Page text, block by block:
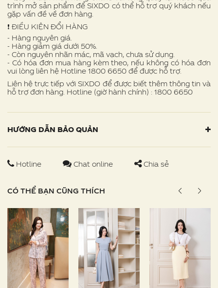
trình mở sản phẩm để SIXDO có thể hỗ trợ quý khách nếu
gặp vấn đề về đơn hàng.
❗ ️ĐIỀU KIỆN ĐỔI HÀNG
- Hàng nguyên giá.
- Hàng giảm giá dưới 50%.
- Còn nguyên nhãn mác, mã vạch, chưa sử dụng.
- Có hóa đơn mua hàng kèm theo, nếu không có hóa đơn
vui lòng liên hệ Hotline 1800 6650 để được hỗ trợ.
Liên hệ trực tiếp với SIXDO để được biết thêm thông tin và
hỗ trợ đơn hàng. Hotline (giờ hành chính) : 1800 6650
HƯỚNG DẪN BẢO QUẢN
Hotline Chat online Chia sẻ
CÓ THỂ BẠN CŨNG THÍCH